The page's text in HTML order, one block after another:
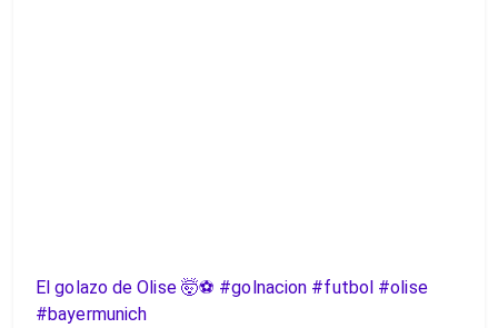
El golazo de Olise 🤯⚽️ #golnacion #futbol #olise
#bayermunich